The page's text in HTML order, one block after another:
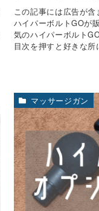
この記事には広告が
ハイパーボルトGOが
気のハイパーボルト
目次を押すと好きな
マッサージガン